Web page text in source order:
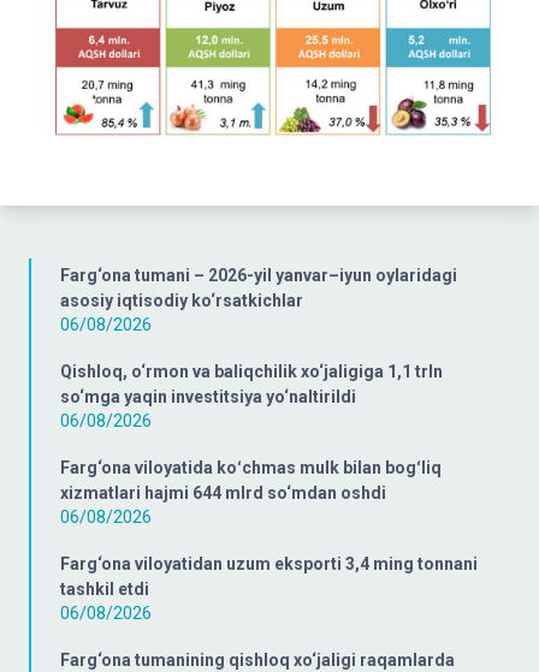
Farg‘ona tumani – 2026-yil yanvar–iyun oylaridagi
asosiy iqtisodiy ko‘rsatkichlar
06/08/2026
Qishloq, o‘rmon va baliqchilik xo‘jaligiga 1,1 trln
so‘mga yaqin investitsiya yo‘naltirildi
06/08/2026
Farg‘ona viloyatida koʻchmas mulk bilan bogʻliq
xizmatlari hajmi 644 mlrd so‘mdan oshdi
06/08/2026
Farg‘ona viloyatidan uzum eksporti 3,4 ming tonnani
tashkil etdi
06/08/2026
Farg‘ona tumanining qishloq xo‘jaligi raqamlarda